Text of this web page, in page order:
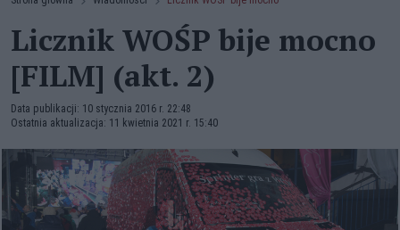
Licznik WOŚP bije mocno
[FILM] (akt. 2)
Data publikacji: 10 stycznia 2016 r. 22:48
Ostatnia aktualizacja: 11 kwietnia 2021 r. 15:40